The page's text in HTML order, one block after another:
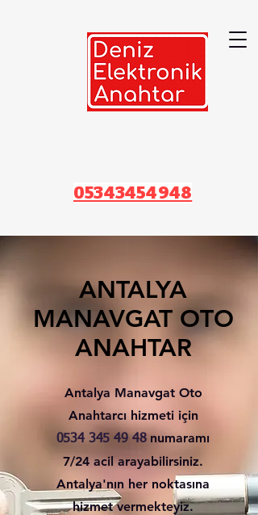
05343454948
ANTALYA
MANAVGAT OTO
ANAHTAR
Antalya Manavgat Oto
Anahtarcı hizmeti için
0534 345 49 48numaramı
7/24 acil arayabilirsiniz.
Antalya'nın her noktasına
hizmet vermekteyiz.